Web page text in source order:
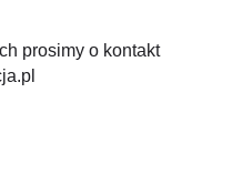
prosimy o kontakt